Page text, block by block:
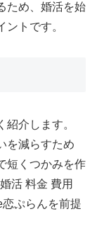
ため、婚活を始
トです。
介します。
を減らすため
短くつかみを作
活 料金 費用
ぷらんを前提